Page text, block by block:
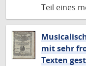
Teil eines
mit sehr
Texten